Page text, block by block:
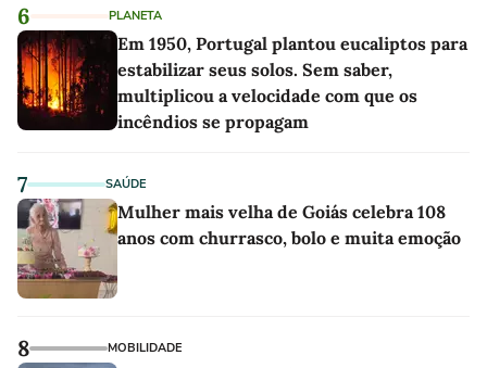
6 PLANETA
Em 1950, Portugal plantou eucaliptos para
estabilizar seus solos. Sem saber,
multiplicou a velocidade com que os
incêndios se propagam
7 SAÚDE
Mulher mais velha de Goiás celebra 108
anos com churrasco, bolo e muita emoção
8 MOBILIDADE